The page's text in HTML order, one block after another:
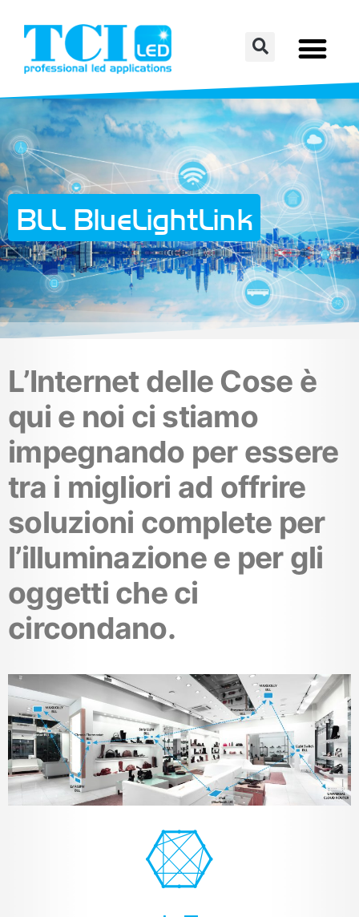
BLL BlueLightLink
L’Internet delle Cose è
qui e noi ci stiamo
impegnando per essere
tra i migliori ad offrire
soluzioni complete per
l’illuminazione e per gli
oggetti che ci
circondano.